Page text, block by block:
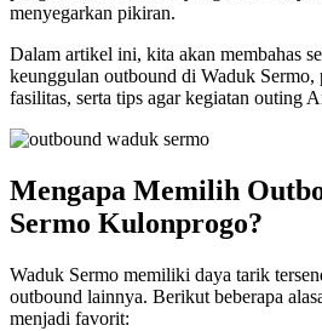
menyegarkan pikiran.
Dalam artikel ini, kita akan membahas
keunggulan outbound di Waduk Sermo,
fasilitas, serta tips agar kegiatan outing
Mengapa Memilih
Sermo Kulonprogo?
Waduk Sermo memiliki daya tarik
outbound lainnya. Berikut beberapa
menjadi favorit: